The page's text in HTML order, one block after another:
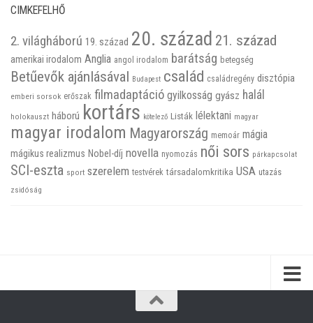
CIMKEFELHŐ
2. világháború 19. század 20. század 21. század
amerikai irodalom Anglia angol irodalom barátság betegség
Betűevők ajánlásával Budapest család családregény disztópia
emberi sorsok erőszak filmadaptáció gyilkosság gyász halál
holokauszt háború kortárs kötelező Listák lélektani magyar
magyar irodalom Magyarország memoár mágia
mágikus realizmus Nobel-díj novella nyomozás női sors párkapcsolat
SCI-eszta sport szerelem testvérek társadalomkritika USA utazás
zsidóság